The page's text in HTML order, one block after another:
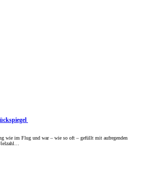
wie im Flug und war – wie so oft – gefüllt mit aufregenden